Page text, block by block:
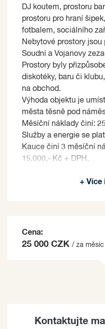
DJ koutem, prostoru
prostoru pro hraní
fotbalem, sociálního
Nebytové prostory
Soudní a Vojanovy
Prostory byly
diskotéky, baru či
na obchod.
Výhoda objektu je
města těsně pod
Měsíční náklady činí:
Služby a energie se
Kauce činí 3 měsíční
15.000,- Kč + DPH.
na základě jím
+ Více
Cena:
25 000 CZK / za měsíc
Kontaktujte